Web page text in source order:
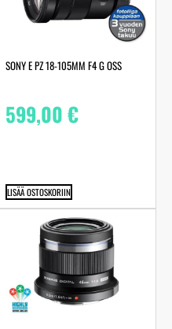
SONY E PZ 18-105MM F4 G OSS
599,00€
LISÄÄ OSTOSKORIIN